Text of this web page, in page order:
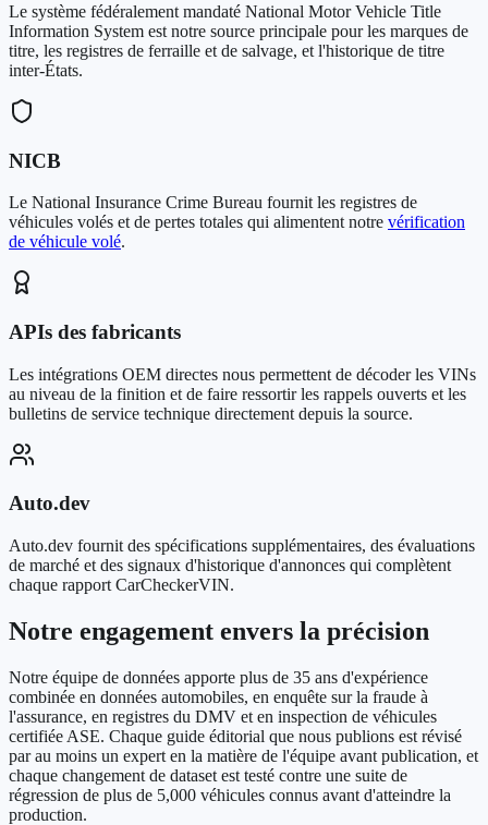
Le système fédéralement mandaté National Motor Vehicle Title
Information System est notre source principale pour les marques de
titre, les registres de ferraille et de salvage, et l'historique de titre
inter-États.
NICB
Le National Insurance Crime Bureau fournit les registres de
véhicules volés et de pertes totales qui alimentent notre vérification
de véhicule volé.
APIs des fabricants
Les intégrations OEM directes nous permettent de décoder les VINs
au niveau de la finition et de faire ressortir les rappels ouverts et les
bulletins de service technique directement depuis la source.
Auto.dev
Auto.dev fournit des spécifications supplémentaires, des évaluations
de marché et des signaux d'historique d'annonces qui complètent
chaque rapport CarCheckerVIN.
Notre engagement envers la précision
Notre équipe de données apporte plus de 35 ans d'expérience
combinée en données automobiles, en enquête sur la fraude à
l'assurance, en registres du DMV et en inspection de véhicules
certifiée ASE. Chaque guide éditorial que nous publions est révisé
par au moins un expert en la matière de l'équipe avant publication, et
chaque changement de dataset est testé contre une suite de
régression de plus de 5,000 véhicules connus avant d'atteindre la
production.